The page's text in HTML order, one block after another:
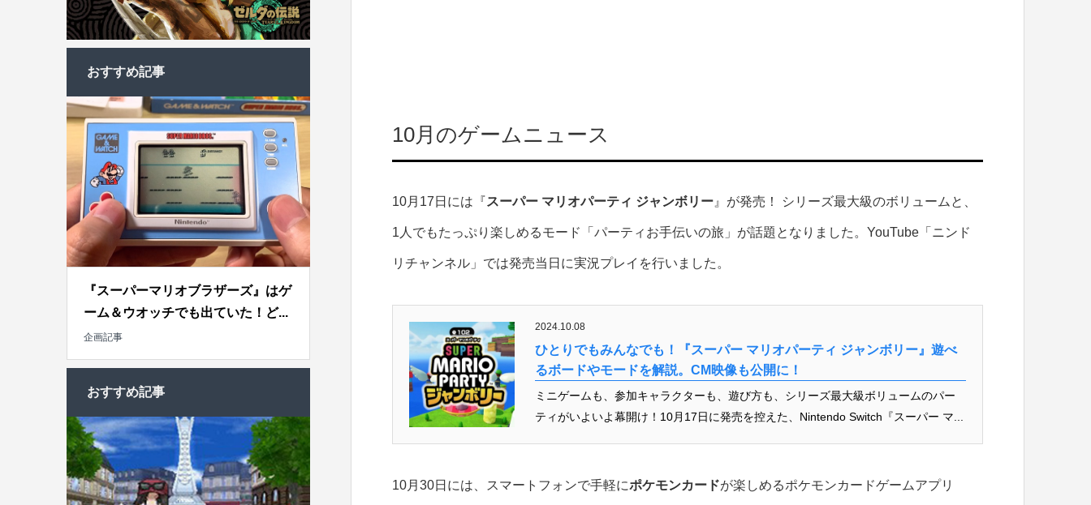
10月のゲームニュース
10月17日には『スーパー マリオパーティ ジャンボリー』が発売！ シリーズ最大級のボリュームと、
1人でもたっぷり楽しめるモード「パーティお手伝いの旅」が話題となりました。YouTube「ニンド
リチャンネル」では発売当日に実況プレイを行いました。
2024.10.08
ひとりでもみんなでも！『スーパー マリオパーティ ジャンボリー』遊べ
るボードやモードを解説。CM映像も公開に！
ミニゲームも、参加キャラクターも、遊び方も、シリーズ最大級ボリュームのパー
ティがいよいよ幕開け！10月17日に発売を控えた、Nintendo Switch『スーパー マ...
10月30日には、スマートフォンで手軽にポケモンカードが楽しめるポケモンカードゲームアプリ
おすすめ記事
『スーパーマリオブラザーズ』はゲ
ーム＆ウオッチでも出ていた！ど...
企画記事
おすすめ記事